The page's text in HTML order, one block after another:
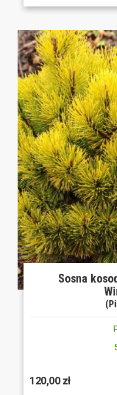
Sosna
120,00 zł